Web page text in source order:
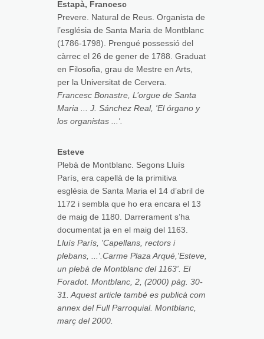
Estapà, Francesc
Prevere. Natural de Reus. Organista de
l’església de Santa Maria de Montblanc
(1786-1798). Prengué possessió del
càrrec el 26 de gener de 1788. Graduat
en Filosofia, grau de Mestre en Arts,
per la Universitat de Cervera.
Francesc Bonastre, L’orgue de Santa
Maria ... J. Sánchez Real, 'El órgano y
los organistas ...'.
Esteve
Plebà de Montblanc. Segons Lluís
París, era capellà de la primitiva
església de Santa Maria el 14 d’abril de
1172 i sembla que ho era encara el 13
de maig de 1180. Darrerament s’ha
documentat ja en el maig del 1163.
Lluís París, 'Capellans, rectors i
plebans, ...'.Carme Plaza Arqué,'Esteve,
un plebà de Montblanc del 1163'. El
Foradot. Montblanc, 2, (2000) pàg. 30-
31. Aquest article també es publicà com
annex del Full Parroquial. Montblanc,
març del 2000.